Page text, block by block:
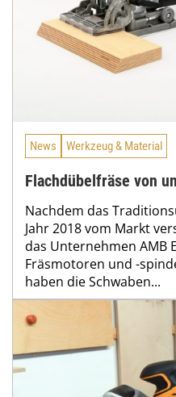
News Werkzeug & Material
Flachdübelfräse von
Nachdem das
Jahr 2018 vom Markt
das Unternehmen AMB
Fräsmotoren und -
haben die Schwaben...